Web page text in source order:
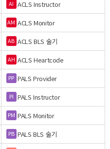
AI ACLS Instructor
AM ACLS Monitor
AB ACLS BLS 술기
AH ACLS Heartcode
PP PALS Provider
PI PALS Instructor
PM PALS Monitor
PB PALS BLS 술기